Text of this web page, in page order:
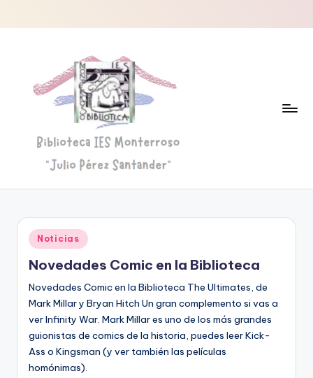
Saltar
b
li
o
t
e
c
a
Santander"
Publicado
en
Noticias
Novedades Comic en la Biblioteca
Novedades Comic en la Biblioteca The Ultimates, de
Mark Millar y Bryan Hitch Un gran complemento si vas a
ver Infinity War. Mark Millar es uno de los más grandes
guionistas de comics de la historia, puedes leer Kick-
Ass o Kingsman (y ver también las películas
homónimas).